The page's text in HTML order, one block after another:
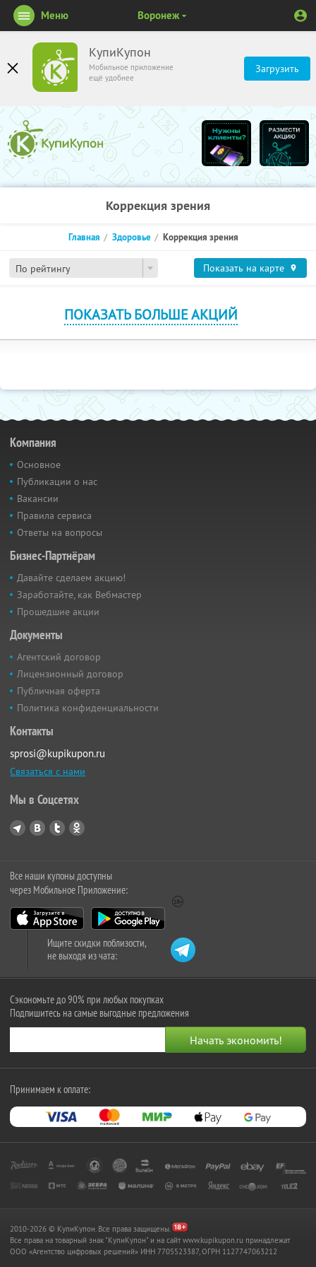
КупиКупон
Мобильное приложение
ещё удобнее
Загрузить
Меню Воронеж
Коррекция зрения
По рейтингу
Главная Здоровье Коррекция зрения
Показать на карте
ПОКАЗАТЬ БОЛЬШЕ АКЦИЙ
Компания
Основное
Публикации о нас
Вакансии
Правила сервиса
Ответы на вопросы
Бизнес-Партнёрам
Давайте сделаем акцию!
Заработайте, как Вебмастер
Прошедшие акции
Документы
Агентский договор
Лицензионный договор
Публичная оферта
Политика конфиденциальности
Контакты
sprosi@kupikupon.ru
Связаться с нами
Мы в Соцсетях
Все наши купоны доступны
через Мобильное Приложение:
Ищите скидки поблизости,
не выходя из чата:
Сэкономьте до 90% при любых покупках
Подпишитесь на самые выгодные предложения
Принимаем к оплате:
2010-2026 © КупиКупон. Все права защищены.
Все права на товарный знак "КупиКупон" и на сайт www.kupikupon.ru принадлежат
OOO «Агентство цифровых решений» ИНН 7705523387, ОГРН 1127747063212